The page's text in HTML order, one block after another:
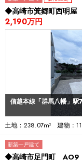
◆高崎市箕郷町西明
2,190万円
信越本線「群馬八幡」
土地：238.07m² 建物：
新築一戸建て
◆高崎市足門町 AO9